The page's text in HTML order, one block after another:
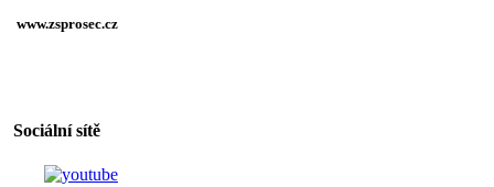
www.zsprosec.cz
Sociální sítě